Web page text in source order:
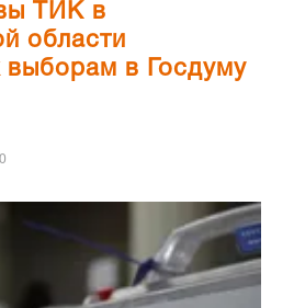
ТИК в
области
в Госдуму
0